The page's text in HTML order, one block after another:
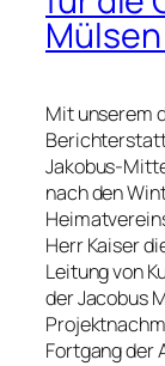
Mit unserem
Jakobus-
nach den
Herr Kaiser
Leitung von
der Jacobus
Fortgang der